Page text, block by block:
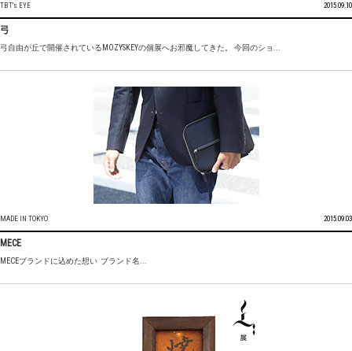
TBT's EYE 2015.09.10
弓
弓自由が丘で開催されているMOZYSKEYの個展へお邪魔してきた。 今回のショ...
MADE IN TOKYO 2015.09.03
MECE
MECEブランドに込めた想い ブランド名...